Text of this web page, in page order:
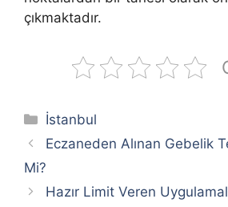
çıkmaktadır.
Kategoriler
İstanbul
Eczaneden Alınan Gebelik
Mi?
Hazır Limit Veren